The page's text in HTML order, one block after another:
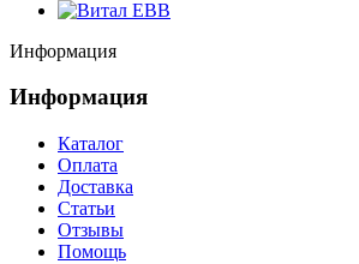
Информация
Информация
Каталог
Оплата
Доставка
Статьи
Отзывы
Помощь